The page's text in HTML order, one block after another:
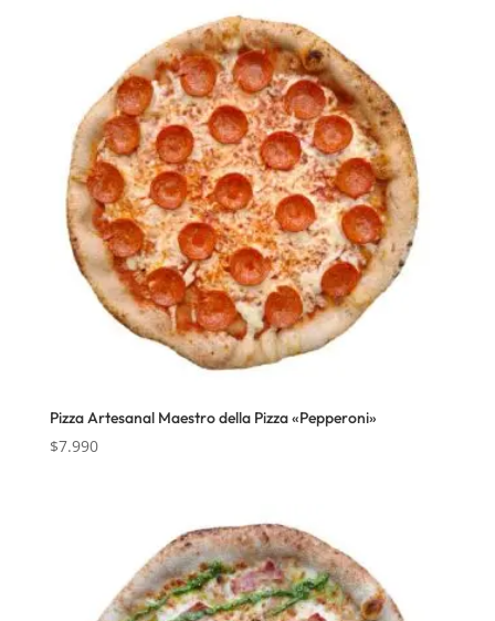
Pizza Artesanal Maestro della Pizza «Pepperoni»
$7.990